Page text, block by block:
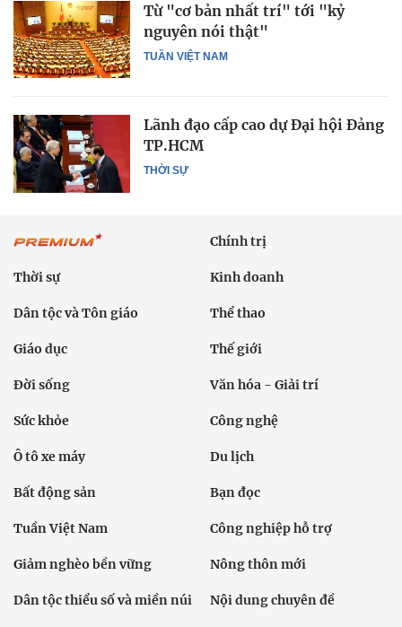
TUẦN VIỆT NAM
Từ "cơ bản nhất trí" tới "kỷ
nguyên nói thật"
THỜI SỰ
Lãnh đạo cấp cao dự Đại hội Đảng
TP.HCM
Chính trị
Thời sự Kinh doanh
Dân tộc và Tôn giáo Thể thao
Giáo dục Thế giới
Đời sống Văn hóa - Giải trí
Sức khỏe Công nghệ
Ô tô xe máy Du lịch
Bất động sản Bạn đọc
Tuần Việt Nam Công nghiệp hỗ trợ
Giảm nghèo bền vững Nông thôn mới
Dân tộc thiểu số và miền núi Nội dung chuyên đề